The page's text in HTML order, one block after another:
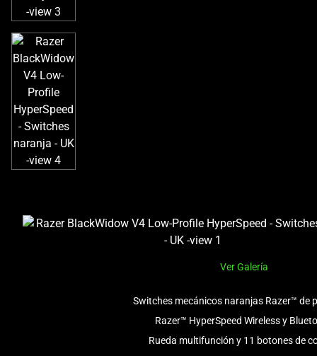
Ver Galería
Switches mecánicos naranjas Razer™ de
Razer™ HyperSpeed Wireless y
Rueda multifunción y 11 botones de